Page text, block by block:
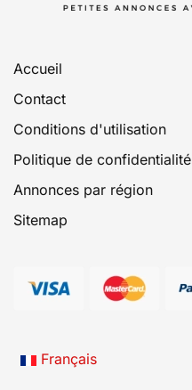
Accueil
Contact
Conditions d'utilisation
Politique de confidentialité
Annonces par région
Sitemap
Français